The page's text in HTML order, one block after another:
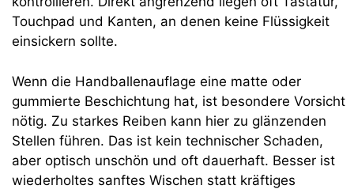
Touchpad und Kanten, an denen keine Flüssigkeit
einsickern sollte.
Wenn die Handballenauflage eine matte oder
gummierte Beschichtung hat, ist besondere Vorsicht
nötig. Zu starkes Reiben kann hier zu glänzenden
Stellen führen. Das ist kein technischer Schaden,
aber optisch unschön und oft dauerhaft. Besser ist
wiederholtes sanftes Wischen statt kräftiges